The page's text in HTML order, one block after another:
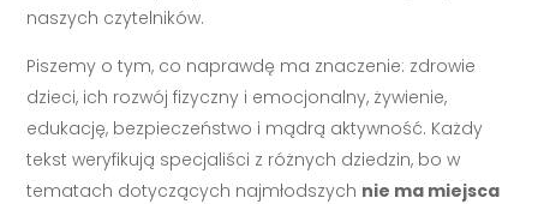
naszych czytelników.
Piszemy o tym, co naprawdę ma znaczenie: zdrowie
dzieci, ich rozwój fizyczny i emocjonalny, żywienie,
edukację, bezpieczeństwo i mądrą aktywność. Każdy
tekst weryfikują specjaliści z różnych dziedzin, bo w
tematach dotyczących najmłodszych nie ma miejsca